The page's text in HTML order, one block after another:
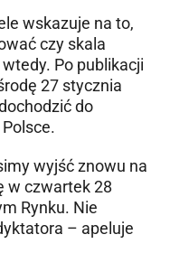
wskazuje na to,
czy skala
Po publikacji
27 stycznia
do
wyjść znowu na
w czwartek 28
Rynku. Nie
– apeluje